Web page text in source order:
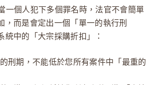
一個人犯下多個罪名時，法官不會簡單
，而是會定出一個「單一的執行刑
統中的「大宗採購折扣」：
刑期，不能低於您所有案件中「最重的